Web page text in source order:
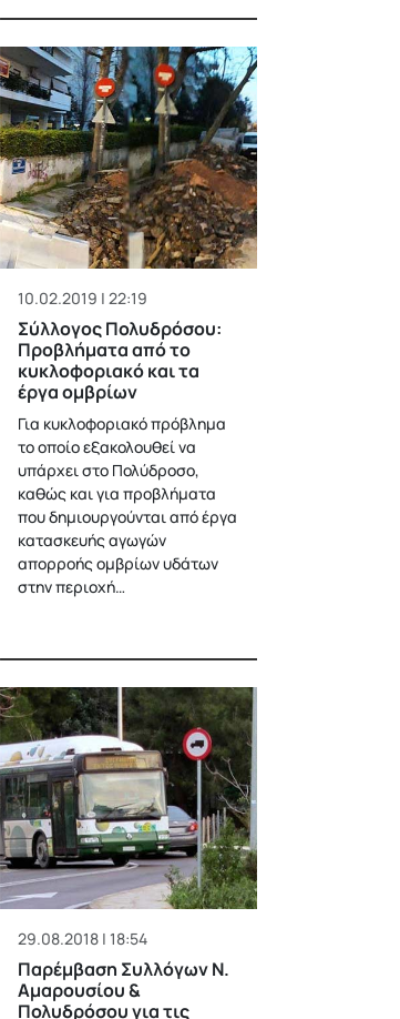
10.02.2019 | 22:19
Σύλλογος Πολυδρόσου:
Προβλήματα από το
κυκλοφοριακό και τα
έργα ομβρίων
Για κυκλοφοριακό πρόβλημα
το οποίο εξακολουθεί να
υπάρχει στο Πολύδροσο,
καθώς και για προβλήματα
που δημιουργούνται από έργα
κατασκευής αγωγών
απορροής ομβρίων υδάτων
στην περιοχή…
29.08.2018 | 18:54
Παρέμβαση Συλλόγων Ν.
Αμαρουσίου &
Πολυδρόσου για τις